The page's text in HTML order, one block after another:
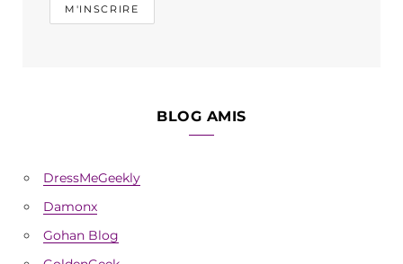
BLOG AMIS
DressMeGeekly
Damonx
Gohan Blog